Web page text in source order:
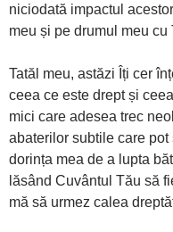
niciodată impactul
meu și pe drumul meu cu
Tatăl meu, astăzi Îți cer
ceea ce este drept și
mici care adesea trec
abaterilor subtile care
dorința mea de a lupta
lăsând Cuvântul Tău să
mă să urmez calea